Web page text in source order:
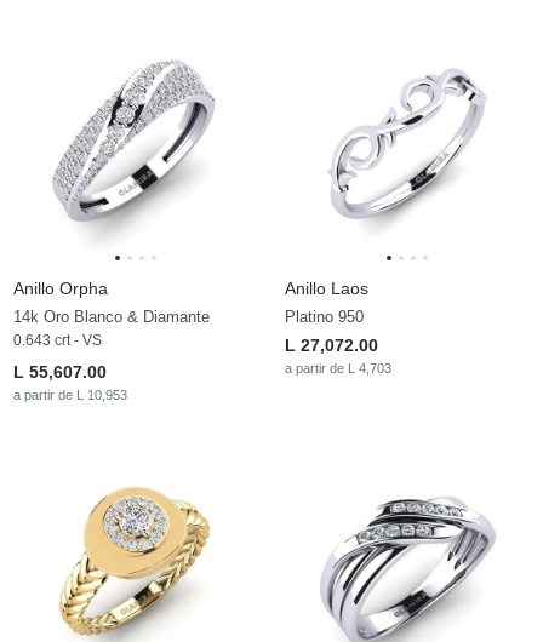
Anillo Orpha
14k Oro Blanco & Diamante
0.643 crt - VS
L 55,607.00
a partir de L 10,953
Anillo Laos
Platino 950
L 27,072.00
a partir de L 4,703